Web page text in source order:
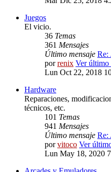
Juegos
El vicio.
36 Temas
361 Mensajes
Último mensaje Re:
porrenix Ver último
Lun Oct 22, 2018
Hardware
Reparaciones,
técnicos, etc.
101 Temas
941 Mensajes
Último mensaje Re:
porvitoco Ver
Lun May 18, 2020